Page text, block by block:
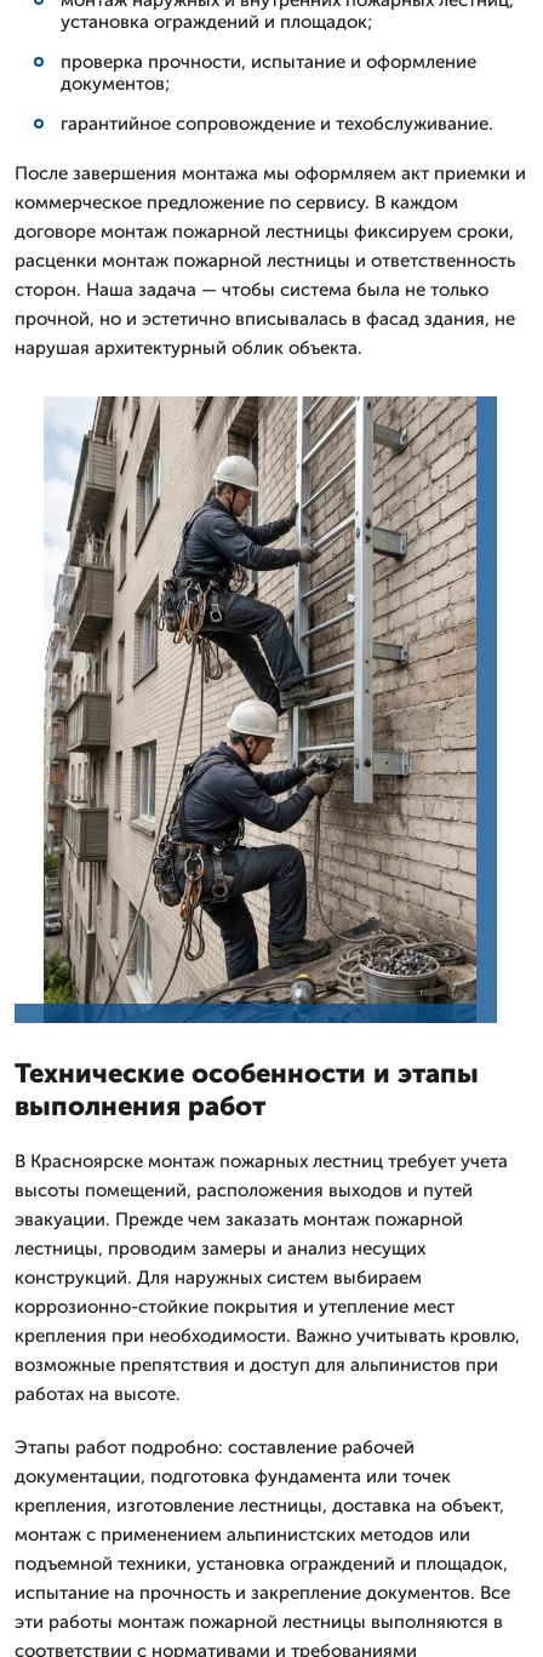
установка ограждений и площадок;
проверка прочности, испытание и оформление
документов;
гарантийное сопровождение и техобслуживание.
После завершения монтажа мы оформляем акт приемки и
коммерческое предложение по сервису. В каждом
договоре монтаж пожарной лестницы фиксируем сроки,
расценки монтаж пожарной лестницы и ответственность
сторон. Наша задача — чтобы система была не только
прочной, но и эстетично вписывалась в фасад здания, не
нарушая архитектурный облик объекта.
Технические особенности и этапы
выполнения работ
В Красноярске монтаж пожарных лестниц требует учета
высоты помещений, расположения выходов и путей
эвакуации. Прежде чем заказать монтаж пожарной
лестницы, проводим замеры и анализ несущих
конструкций. Для наружных систем выбираем
коррозионно-стойкие покрытия и утепление мест
крепления при необходимости. Важно учитывать кровлю,
возможные препятствия и доступ для альпинистов при
работах на высоте.
Этапы работ подробно: составление рабочей
документации, подготовка фундамента или точек
крепления, изготовление лестницы, доставка на объект,
монтаж с применением альпинистских методов или
подъемной техники, установка ограждений и площадок,
испытание на прочность и закрепление документов. Все
эти работы монтаж пожарной лестницы выполняются в
соответствии с нормативами и требованиями